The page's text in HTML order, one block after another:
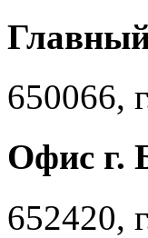
650066,
Офис г.
652420,